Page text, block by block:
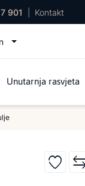
901 Kontakt
Unutarnja rasvjeta